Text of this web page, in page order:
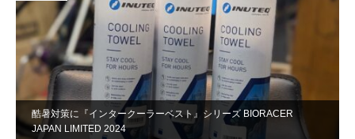
酷暑対策に『インタークーラーベスト』シリーズ BIORACER
JAPAN LIMITED 2024